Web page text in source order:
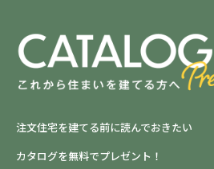
注文住宅を建てる前に読んでおきたい
カタログを無料でプレゼント！